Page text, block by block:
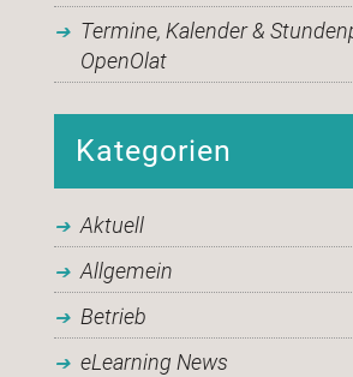
Termine, Kalender &
OpenOlat
Kategorien
Aktuell
Allgemein
Betrieb
eLearning News